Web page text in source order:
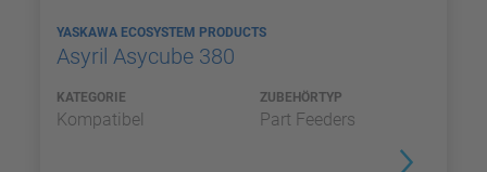
YASKAWA ECOSYSTEM PRODUCTS
Asyril Asycube 380
KATEGORIE
Kompatibel
ZUBEHÖRTYP
Part Feeders